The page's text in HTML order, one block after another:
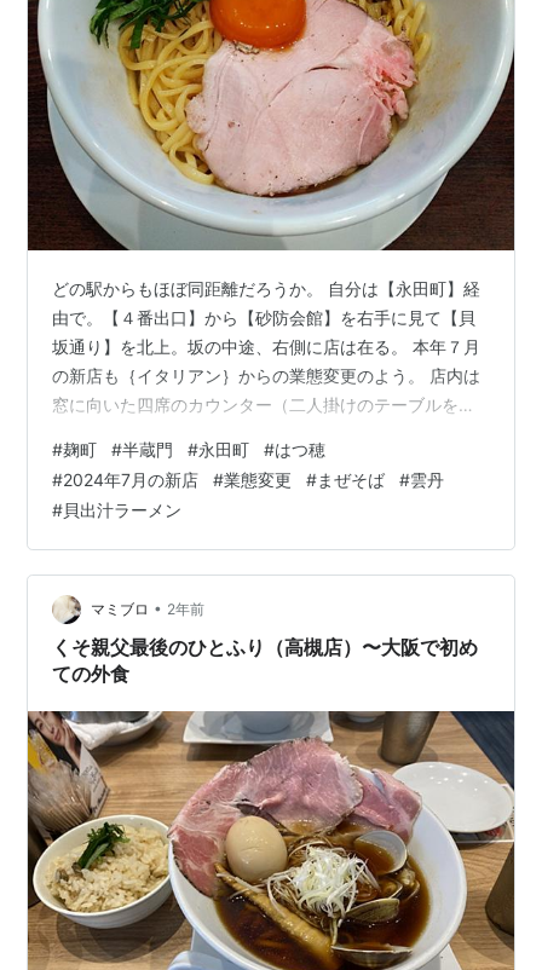
どの駅からもほぼ同距離だろうか。 自分は【永田町】経
由で。【４番出口】から【砂防会館】を右手に見て【貝
坂通り】を北上。坂の中途、右側に店は在る。 本年７月
の新店も｛イタリアン｝からの業態変更のよう。 店内は
窓に向いた四席のカウンター（二人掛けのテーブルを壁
１１：３５の入店で先客は六。その後食べ終わって出る
までの来客は十以上で店内待ちができる。 券売機は入り
口右手。タッチパネル式で電子決済にも対応。 食したの
は、雲丹まぜそば。値段は１,１００円。 汁モノは貝出汁
らしく、なんとなく味の想定が付くので久々に雲丹風味
を。 ９分ほどの待ちで供された一杯…
#麹町 #半蔵門 #永田町 #はつ穂
#2024年7月の新店 #業態変更 #まぜそば #雲丹
#貝出汁ラーメン
マミブロ • 2年前
くそ親父最後のひとふり（高槻店）〜大阪で初め
ての外食